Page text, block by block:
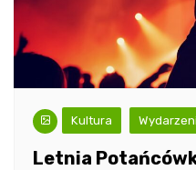
Kultura
Letnia